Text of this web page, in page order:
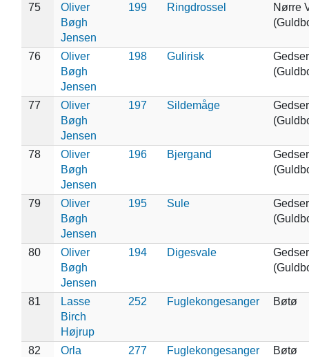
75
Oliver
Bøgh
Jensen
199 Ringdrossel
Nørre
76
Oliver
Bøgh
Jensen
198 Gulirisk
77
Oliver
Bøgh
Jensen
197 Sildemåge
78
Oliver
Bøgh
Jensen
196 Bjergand
79
Oliver
Bøgh
Jensen
195 Sule
80
Oliver
Bøgh
Jensen
194 Digesvale
81
Lasse
Birch
Højrup
252 Fuglekongesanger Bøtø
82
Orla
277 Fuglekongesanger
Bøtø